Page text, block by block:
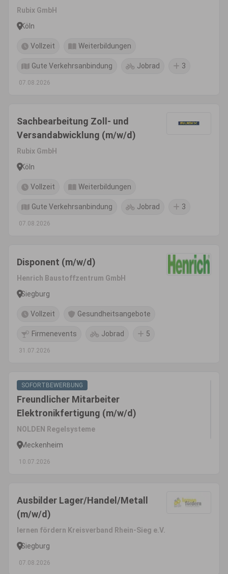
Rubix GmbH
Köln
Vollzeit Weiterbildungen
Gute Verkehrsanbindung Jobrad 3
07.08.2026
Sachbearbeitung Zoll- und
Versandabwicklung (m/w/d)
Rubix GmbH
Köln
Vollzeit Weiterbildungen
Gute Verkehrsanbindung Jobrad 3
07.08.2026
Disponent (m/w/d)
Henrich Baustoffzentrum GmbH
Siegburg
Vollzeit Gesundheitsangebote
Firmenevents Jobrad 5
31.07.2026
SOFORTBEWERBUNG
Freundlicher Mitarbeiter
Elektronikfertigung (m/w/d)
NOLDEN Regelsysteme
Meckenheim
10.07.2026
Ausbilder Lager/Handel/Metall
(m/w/d)
lernen fördern Kreisverband Rhein-Sieg e.V.
Siegburg
07.08.2026